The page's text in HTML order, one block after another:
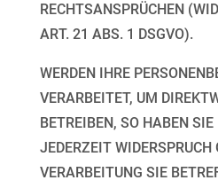
RECHTSANSPRÜCHEN
ART. 21 ABS. 1 DSGVO).
WERDEN IHRE
VERARBEITET, UM
BETREIBEN, SO HABEN SIE
JEDERZEIT WIDERSPRUCH
VERARBEITUNG SIE